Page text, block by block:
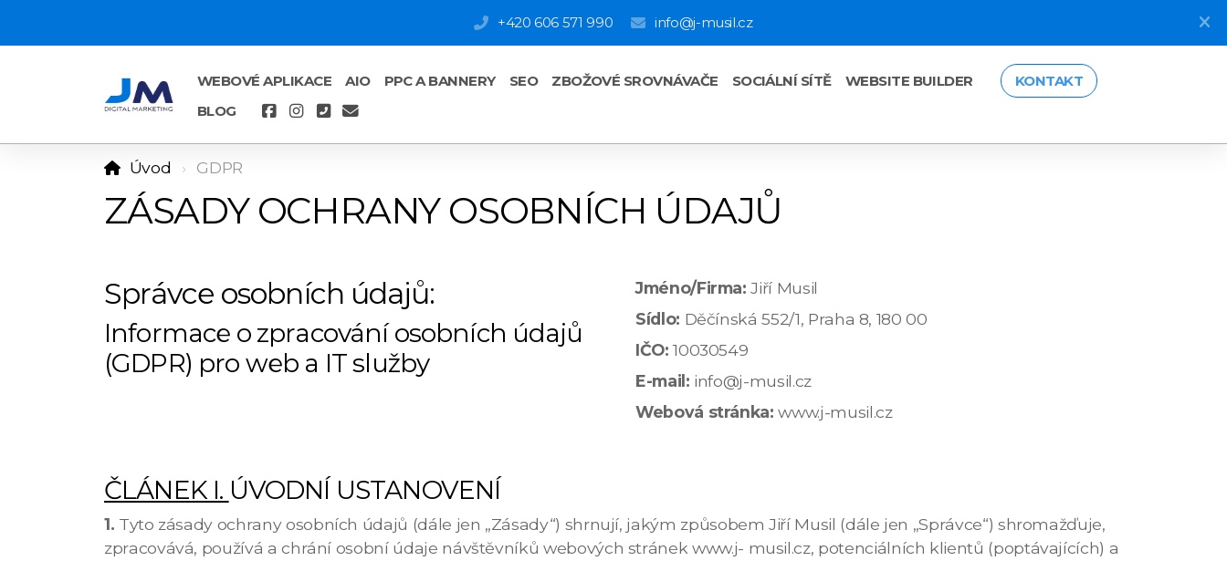
+420 606 571 990 info@j-musil.cz
WEBOVÉ APLIKACE AIO PPC A BANNERY SEO ZBOŽOVÉ SROVNÁVAČE SOCIÁLNÍ SÍTĚ WEBSITE BUILDER
KONTAKT
BLOG
Úvod GDPR
ZÁSADY OCHRANY OSOBNÍCH ÚDAJŮ
Správce osobních údajů:
Informace o zpracování osobních údajů
(GDPR) pro web a IT služby
Jméno/Firma: Jiří Musil
Sídlo: Děčínská 552/1, Praha 8, 180 00
IČO: 10030549
E-mail: info@j-musil.cz
Webová stránka: www.j-musil.cz
ČLÁNEK I. ÚVODNÍ USTANOVENÍ
1. Tyto zásady ochrany osobních údajů (dále jen „Zásady“) shrnují, jakým způsobem Jiří Musil (dále jen „Správce“) shromažďuje,
zpracovává, používá a chrání osobní údaje návštěvníků webových stránek www.j- musil.cz, potenciálních klientů (poptávajících) a